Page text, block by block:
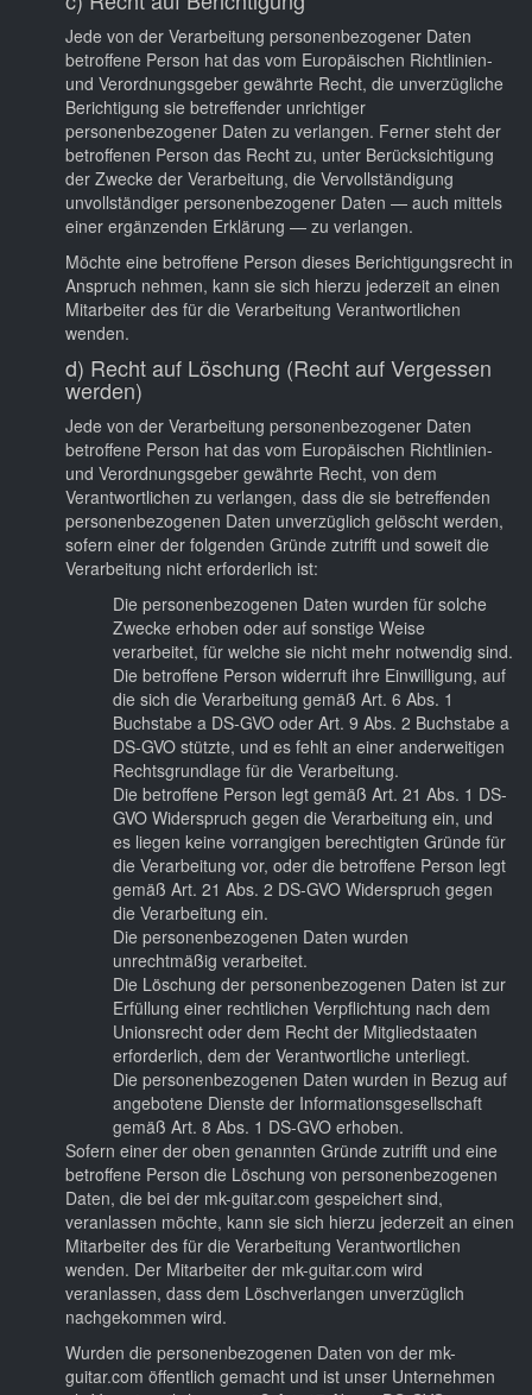
Jede von der Verarbeitung personenbezogener Daten
betroffene Person hat das vom Europäischen Richtlinien-
und Verordnungsgeber gewährte Recht, die unverzügliche
Berichtigung sie betreffender unrichtiger
personenbezogener Daten zu verlangen. Ferner steht der
betroffenen Person das Recht zu, unter Berücksichtigung
der Zwecke der Verarbeitung, die Vervollständigung
unvollständiger personenbezogener Daten — auch mittels
einer ergänzenden Erklärung — zu verlangen.
Möchte eine betroffene Person dieses Berichtigungsrecht in
Anspruch nehmen, kann sie sich hierzu jederzeit an einen
Mitarbeiter des für die Verarbeitung Verantwortlichen
wenden.
d) Recht auf Löschung (Recht auf Vergessen
werden)
Jede von der Verarbeitung personenbezogener Daten
betroffene Person hat das vom Europäischen Richtlinien-
und Verordnungsgeber gewährte Recht, von dem
Verantwortlichen zu verlangen, dass die sie betreffenden
personenbezogenen Daten unverzüglich gelöscht werden,
sofern einer der folgenden Gründe zutrifft und soweit die
Verarbeitung nicht erforderlich ist:
Die personenbezogenen Daten wurden für solche
Zwecke erhoben oder auf sonstige Weise
verarbeitet, für welche sie nicht mehr notwendig sind.
Die betroffene Person widerruft ihre Einwilligung, auf
die sich die Verarbeitung gemäß Art. 6 Abs. 1
Buchstabe a DS-GVO oder Art. 9 Abs. 2 Buchstabe a
DS-GVO stützte, und es fehlt an einer anderweitigen
Rechtsgrundlage für die Verarbeitung.
Die betroffene Person legt gemäß Art. 21 Abs. 1 DS-
GVO Widerspruch gegen die Verarbeitung ein, und
es liegen keine vorrangigen berechtigten Gründe für
die Verarbeitung vor, oder die betroffene Person legt
gemäß Art. 21 Abs. 2 DS-GVO Widerspruch gegen
die Verarbeitung ein.
Die personenbezogenen Daten wurden
unrechtmäßig verarbeitet.
Die Löschung der personenbezogenen Daten ist zur
Erfüllung einer rechtlichen Verpflichtung nach dem
Unionsrecht oder dem Recht der Mitgliedstaaten
erforderlich, dem der Verantwortliche unterliegt.
Die personenbezogenen Daten wurden in Bezug auf
angebotene Dienste der Informationsgesellschaft
gemäß Art. 8 Abs. 1 DS-GVO erhoben.
Sofern einer der oben genannten Gründe zutrifft und eine
betroffene Person die Löschung von personenbezogenen
Daten, die bei der mk-guitar.com gespeichert sind,
veranlassen möchte, kann sie sich hierzu jederzeit an einen
Mitarbeiter des für die Verarbeitung Verantwortlichen
wenden. Der Mitarbeiter der mk-guitar.com wird
veranlassen, dass dem Löschverlangen unverzüglich
nachgekommen wird.
Wurden die personenbezogenen Daten von der mk-
guitar.com öffentlich gemacht und ist unser Unternehmen